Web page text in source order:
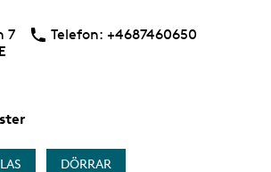
7
Telefon: Telefon
+4687460650
DÖRRAR